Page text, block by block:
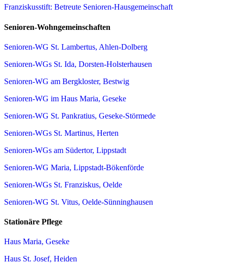
Franziskusstift: Betreute Senioren-Hausgemeinschaft
Senioren-Wohngemeinschaften
Senioren-WG St. Lambertus, Ahlen-Dolberg
Senioren-WGs St. Ida, Dorsten-Holsterhausen
Senioren-WG am Bergkloster, Bestwig
Senioren-WG im Haus Maria, Geseke
Senioren-WG St. Pankratius, Geseke-Störmede
Senioren-WGs St. Martinus, Herten
Senioren-WGs am Südertor, Lippstadt
Senioren-WG Maria, Lippstadt-Bökenförde
Senioren-WGs St. Franziskus, Oelde
Senioren-WG St. Vitus, Oelde-Sünninghausen
Stationäre Pflege
Haus Maria, Geseke
Haus St. Josef, Heiden